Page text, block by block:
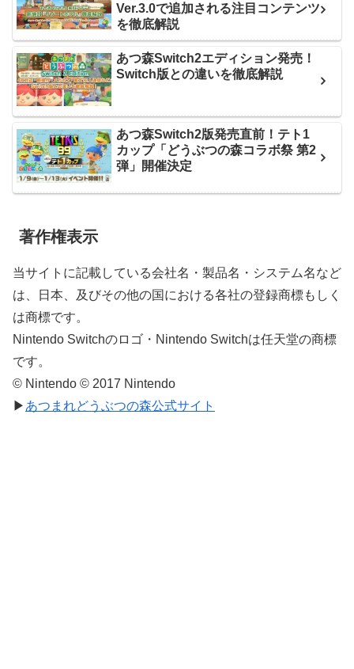
Ver.3.0で追加される注目コンテンツ
を徹底解説
あつ森Switch2エディション発売！
Switch版との違いを徹底解説
あつ森Switch2版発売直前！テト1
カップ「どうぶつの森コラボ祭 第2
弾」開催決定
著作権表示
当サイトに記載している会社名・製品名・システム名など
は、日本、及びその他の国における各社の登録商標もしく
は商標です。
Nintendo Switchのロゴ・Nintendo Switchは任天堂の商標
です。
© Nintendo © 2017 Nintendo
▶ あつまれどうぶつの森公式サイト